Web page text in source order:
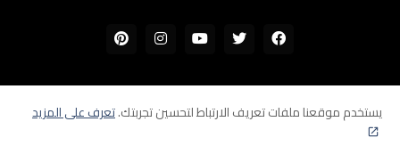
الرئيسية سياسة الخصوصية اتفاقية الاستخدام إتصل بنا
يستخدم موقعنا ملفات تعريف الارتباط لتحسين تجربتك.تعرف على المزيد